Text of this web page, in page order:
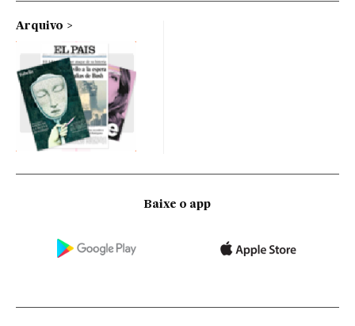
Arquivo
Baixe o app